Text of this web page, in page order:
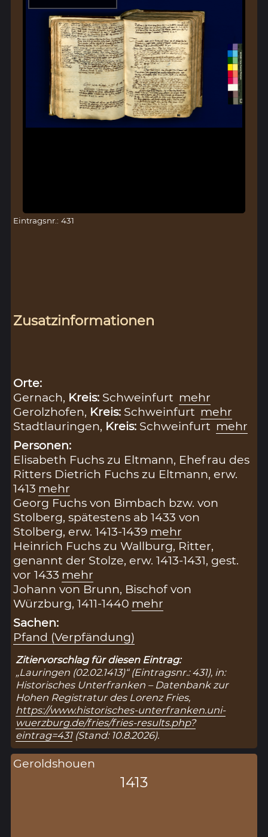
Eintragsnr.: 431
Zusatzinformationen
Orte:
Gernach, Kreis: Schweinfurt mehr
Gerolzhofen, Kreis: Schweinfurt mehr
Stadtlauringen, Kreis: Schweinfurt mehr
Personen:
Elisabeth Fuchs zu Eltmann, Ehefrau des
Ritters Dietrich Fuchs zu Eltmann, erw.
1413 mehr
Georg Fuchs von Bimbach bzw. von
Stolberg, spätestens ab 1433 von
Stolberg, erw. 1413-1439 mehr
Heinrich Fuchs zu Wallburg, Ritter,
genannt der Stolze, erw. 1413-1431, gest.
vor 1433 mehr
Johann von Brunn, Bischof von
Würzburg, 1411-1440 mehr
Sachen:
Pfand (Verpfändung)
Zitiervorschlag für diesen Eintrag:
„Lauringen (02.02.1413)“ (Eintragsnr.: 431), in:
Historisches Unterfranken – Datenbank zur
Hohen Registratur des Lorenz Fries,
https://www.historisches-unterfranken.uni-
wuerzburg.de/fries/fries-results.php?
eintrag=431(Stand: 10.8.2026).
Geroldshouen
1413